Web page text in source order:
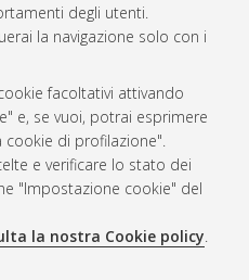
degli utenti.
la navigazione solo con i
facoltativi attivando
e, se vuoi, potrai esprimere
cookie di profilazione".
e verificare lo stato dei
"Impostazione cookie" del
la nostra Cookie policy.
R3P19R
e